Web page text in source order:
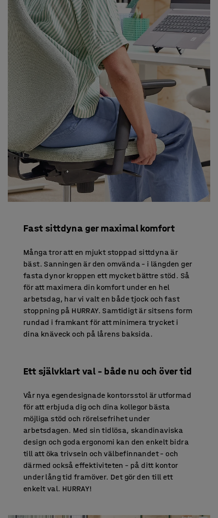
Fast sittdyna ger maximal komfort
Många tror att en mjukt stoppad sittdyna är
bäst. Sanningen är den omvända – i längden ger
fasta dynor kroppen ett mycket bättre stöd. Så
för att maximera din komfort under en hel
arbetsdag, har vi valt en både tjock och fast
stoppning på HURRAY. Samtidigt är sitsens form
rundad i framkant för att minimera trycket i
dina knäveck och på lårens baksida.
Ett självklart val – både nu och över tid
Vår nya egendesignade kontorsstol är utformad
för att erbjuda dig och dina kollegor bästa
möjliga stöd och rörelsefrihet under
arbetsdagen. Med sin tidlösa, skandinaviska
design och goda ergonomi kan den enkelt bidra
till att öka trivseln och välbefinnandet – och
därmed också effektiviteten – på ditt kontor
under lång tid framöver. Det gör den till ett
enkelt val. HURRAY!